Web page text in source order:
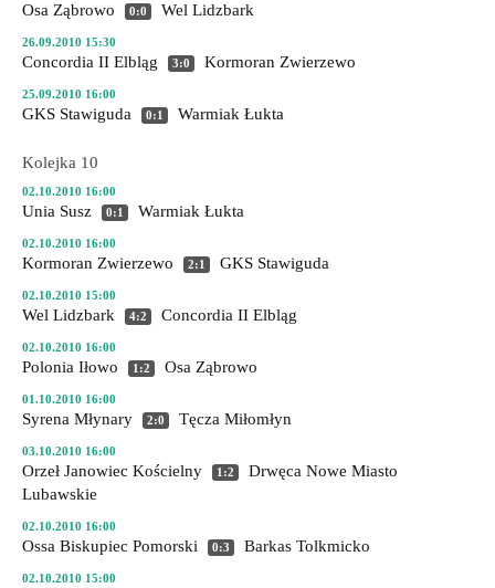
Osa Ząbrowo 0:0 Wel Lidzbark
26.09.2010 15:30
Concordia II Elbląg 3:0 Kormoran Zwierzewo
25.09.2010 16:00
GKS Stawiguda 0:1 Warmiak Łukta
Kolejka 10
02.10.2010 16:00
Unia Susz 0:1 Warmiak Łukta
02.10.2010 16:00
Kormoran Zwierzewo 2:1 GKS Stawiguda
02.10.2010 15:00
Wel Lidzbark 4:2 Concordia II Elbląg
02.10.2010 16:00
Polonia Iłowo 1:2 Osa Ząbrowo
01.10.2010 16:00
Syrena Młynary 2:0 Tęcza Miłomłyn
03.10.2010 16:00
Orzeł Janowiec Kościelny 1:2
Drwęca Nowe Miasto
Lubawskie
02.10.2010 16:00
Ossa Biskupiec Pomorski 0:3 Barkas Tolkmicko
02.10.2010 15:00